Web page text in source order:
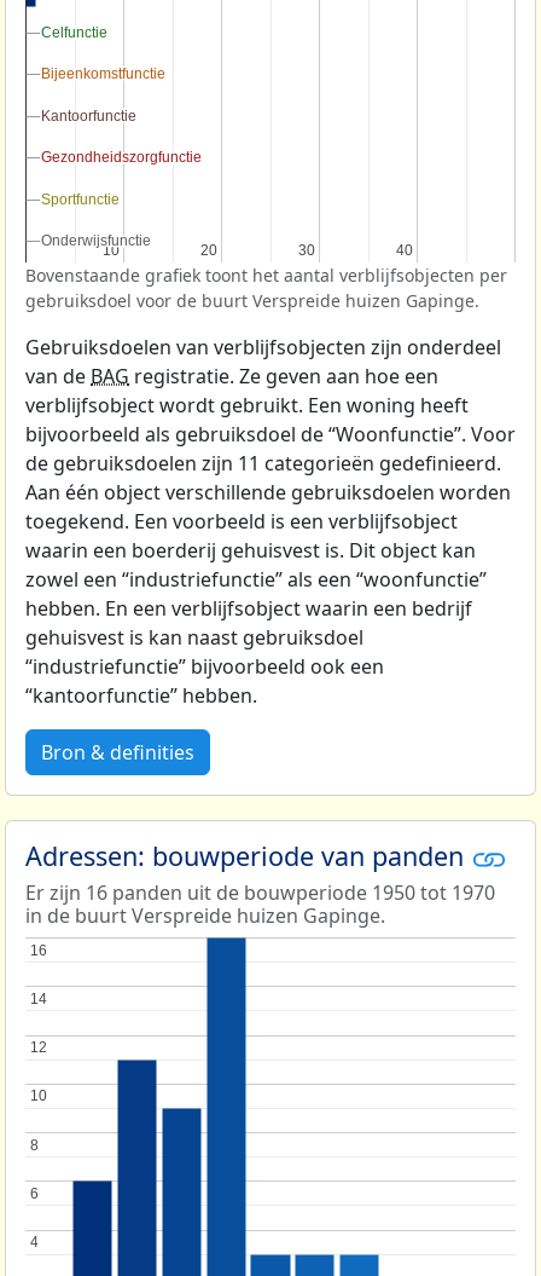
10
10 20
20 30
30 40
40
Celfunctie
Celfunctie
Bijeenkomstfunctie
Bijeenkomstfunctie
Kantoorfunctie
Kantoorfunctie
Gezondheidszorgfunctie
Gezondheidszorgfunctie
Sportfunctie
Sportfunctie
Onderwijsfunctie
Onderwijsfunctie
Bovenstaande grafiek toont het aantal verblijfsobjecten per
gebruiksdoel voor de buurt Verspreide huizen Gapinge.
Gebruiksdoelen van verblijfsobjecten zijn onderdeel
van de BAG registratie. Ze geven aan hoe een
verblijfsobject wordt gebruikt. Een woning heeft
bijvoorbeeld als gebruiksdoel de “Woonfunctie”. Voor
de gebruiksdoelen zijn 11 categorieën gedefinieerd.
Aan één object verschillende gebruiksdoelen worden
toegekend. Een voorbeeld is een verblijfsobject
waarin een boerderij gehuisvest is. Dit object kan
zowel een “industriefunctie” als een “woonfunctie”
hebben. En een verblijfsobject waarin een bedrijf
gehuisvest is kan naast gebruiksdoel
“industriefunctie” bijvoorbeeld ook een
“kantoorfunctie” hebben.
Bron & definities
Adressen: bouwperiode van panden
Er zijn 16 panden uit de bouwperiode 1950 tot 1970
in de buurt Verspreide huizen Gapinge.
4
4
6
6
8
8
10
10
12
12
14
14
16
16